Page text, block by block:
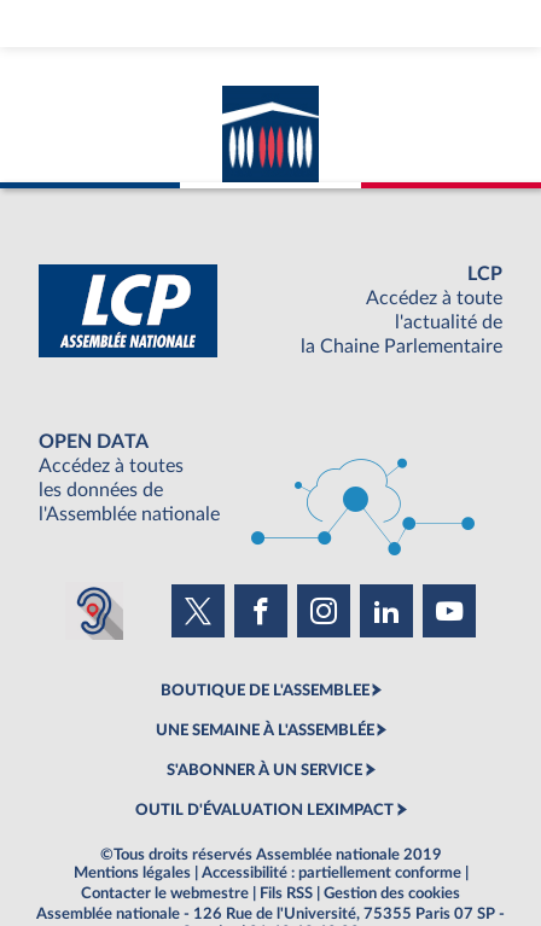
LCP
Accédez à toute
l'actualité de
la Chaine Parlementaire
OPEN DATA
Accédez à toutes
les données de
l'Assemblée nationale
BOUTIQUE DE L'ASSEMBLEE
UNE SEMAINE À L'ASSEMBLÉE
S'ABONNER À UN SERVICE
OUTIL D'ÉVALUATION LEXIMPACT
©Tous droits réservés Assemblée nationale 2019
Mentions légales
Accessibilité : partiellement conforme
Contacter le webmestre
Fils RSS
Gestion des cookies
Assemblée nationale - 126 Rue de l'Université, 75355 Paris 07 SP -